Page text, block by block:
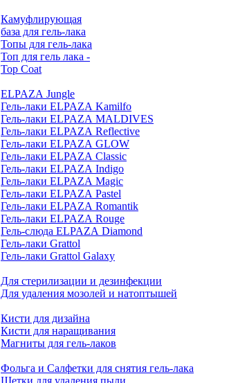
Камуфлирующая
база для гель-лака
Топы для гель-лака
Топ для гель лака -
Top Coat
ELPAZA Jungle
Гель-лаки ELPAZA Kamilfo
Гель-лаки ELPAZA MALDIVES
Гель-лаки ELPAZA Reflective
Гель-лаки ELPAZA GLOW
Гель-лаки ELPAZA Classic
Гель-лаки ELPAZA Indigo
Гель-лаки ELPAZA Magic
Гель-лаки ELPAZA Pastel
Гель-лаки ELPAZA Romantik
Гель-лаки ELPAZA Rouge
Гель-слюда ELPAZA Diamond
Гель-лаки Grattol
Гель-лаки Grattol Galaxy
Для стерилизации и дезинфекции
Для удаления мозолей и натоптышей
Кисти для дизайна
Кисти для наращивания
Магниты для гель-лаков
Фольга и Салфетки для снятия гель-лака
Щетки для удаления пыли